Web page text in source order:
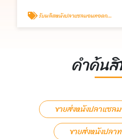
รับผลิตหนังปลาแซลมอนทอดกรอบ OEM
คำค้น
ขายส่งหนังปลาแซล
ขายส่งหนังปลา